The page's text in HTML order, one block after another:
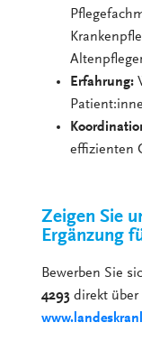
Erfahrung:
effizienten
Zeigen Sie
Ergänzung
Bewerben Sie
4293 direkt